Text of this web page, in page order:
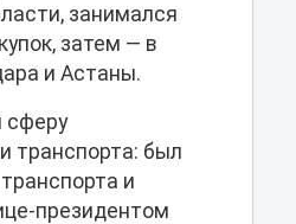
занимался
затем — в
и Астаны.
сферу
транспорта: был
и
президентом